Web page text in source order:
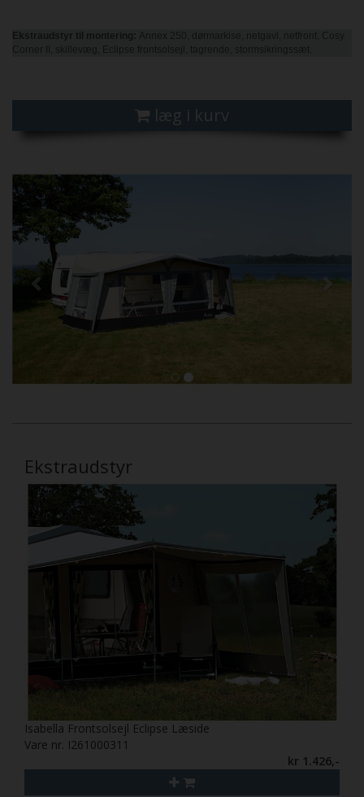
Ekstraudstyr til montering:
Annex 250, dørmarkise, netgavl, netfront, Cosy
Corner II, skille­væg, Eclipse frontsolsejl, tagrende, stormsikringssæt.
læg i kurv
Ekstraudstyr
Isabella Frontsolsejl Eclipse Læside
Vare nr. I261000311
kr 1.426,-